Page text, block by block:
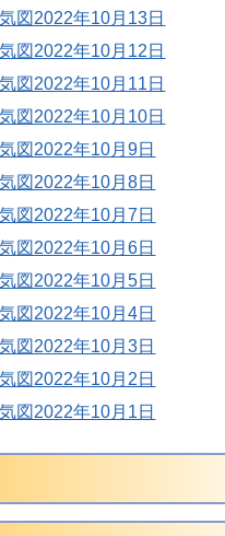
図2022年10月13日
図2022年10月12日
図2022年10月11日
図2022年10月10日
図2022年10月9日
図2022年10月8日
図2022年10月7日
図2022年10月6日
図2022年10月5日
図2022年10月4日
図2022年10月3日
図2022年10月2日
図2022年10月1日